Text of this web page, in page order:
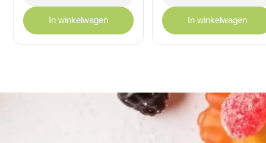
In winkelwagen In winkelwagen